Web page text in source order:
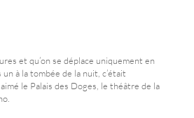
et qu’on se déplace uniquement en
à la tombée de la nuit, c’était
le Palais des Doges, le théâtre de la